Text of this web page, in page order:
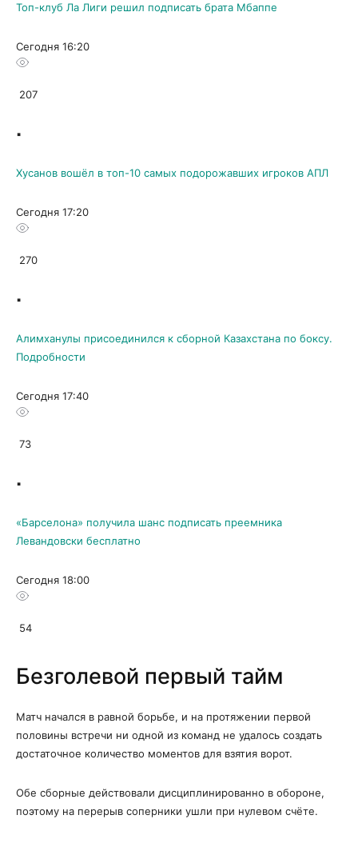
Топ-клуб Ла Лиги решил подписать брата Мбаппе
Сегодня 16:20
207
▪
Хусанов вошёл в топ-10 самых подорожавших игроков АПЛ
Сегодня 17:20
270
▪
Алимханулы присоединился к сборной Казахстана по боксу.
Подробности
Сегодня 17:40
73
▪
«Барселона» получила шанс подписать преемника
Левандовски бесплатно
Сегодня 18:00
54
Безголевой первый тайм
Матч начался в равной борьбе, и на протяжении первой
половины встречи ни одной из команд не удалось создать
достаточное количество моментов для взятия ворот.
Обе сборные действовали дисциплинированно в обороне,
поэтому на перерыв соперники ушли при нулевом счёте.